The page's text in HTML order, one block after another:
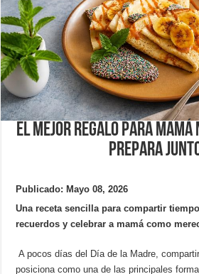
El mejor regalo para mamá
prepara
Publicado: Mayo 08, 2026
Una receta sencilla para compartir
recuerdos y celebrar a mamá como
A pocos días del Día de la Madre,
posiciona como una de las principales